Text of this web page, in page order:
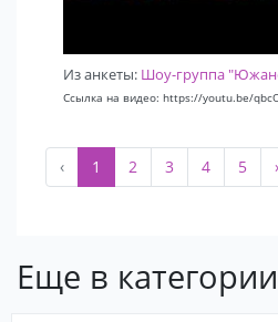
Из анкеты: Шоу-группа
Ссылка на видео: https://youtu.be/
‹ 1 2 3 4 5 ›
Еще в